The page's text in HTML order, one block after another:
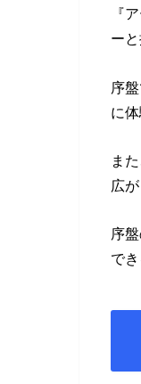
『
ー
序
に
ま
広
序
で